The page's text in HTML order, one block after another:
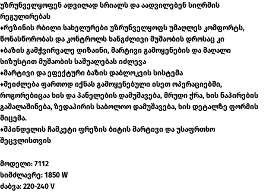
უზრუნველყოფენ ადვილად სრიალს და აადვილებენ სიღრმის
რეგულირებას
♦რეზინის რბილი სახელურები უზრუნველყოფს უმაღლეს კომფორტს,
წონასწორობას და კონტროლს ხანგძლივი მუშაობის დროსაც კი
♦ბაზის გამჭვირვალე დიზაინი, მარტივი გამოყენების და მაღალი
სიზუსტით მუშაობის საშუალებას იძლევა
♦მარტივი და ეფექტური ბაზის დაბლოკვის სისტემა
♦შეიძლება ფართოდ იქნას გამოყენებული ისეთ ოპერაციებში,
როგორებიცაა ხის და პანელების დამუშავება, მრუდი ჭრა, ხის ნაპირების
გაშალაშინება, ზედაპირის საბოლოო დამუშავება, ხის დეტალზე ფორმის
მიცემა.
♦შპინდელის ჩამკეტი ფრეზის ბიტის მარტივი და უსაფრთხო
შეცვლისთვის
მოდელი: 7112
სიმძლავრე: 1850 W
ძაბვა: 220-240 V